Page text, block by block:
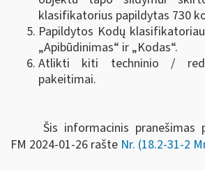
klasifikatorius papildytas 730
Papildytos Kodų
„Apibūdinimas“ ir „Kodas“.
Atlikti kiti techninio /
pakeitimai.
Šis informacinis pranešimas
FM 2024-01-26 rašte Nr. (18.2-31-2